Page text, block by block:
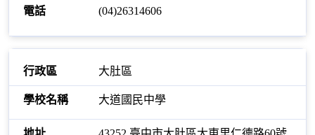
(04)26314606
大肚區
大道國民中學